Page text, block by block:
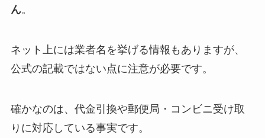
ん。
ネット上には業者名を挙げる情報もありますが、
公式の記載ではない点に注意が必要です。
確かなのは、代金引換や郵便局・コンビニ受け取
りに対応している事実です。